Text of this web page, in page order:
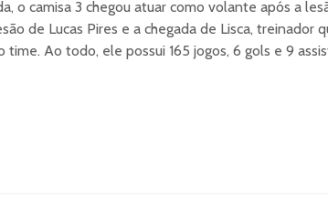
o camisa 3 chegou atuar como volante após a
de Lucas Pires e a chegada de Lisca, treinador
Ao todo, ele possui 165 jogos, 6 gols e 9